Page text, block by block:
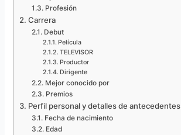
Profesión
Carrera
Debut
Película
TELEVISOR
Productor
Dirigente
Mejor conocido por
Premios
Perfil personal y detalles de antecedentes
Fecha de nacimiento
Edad